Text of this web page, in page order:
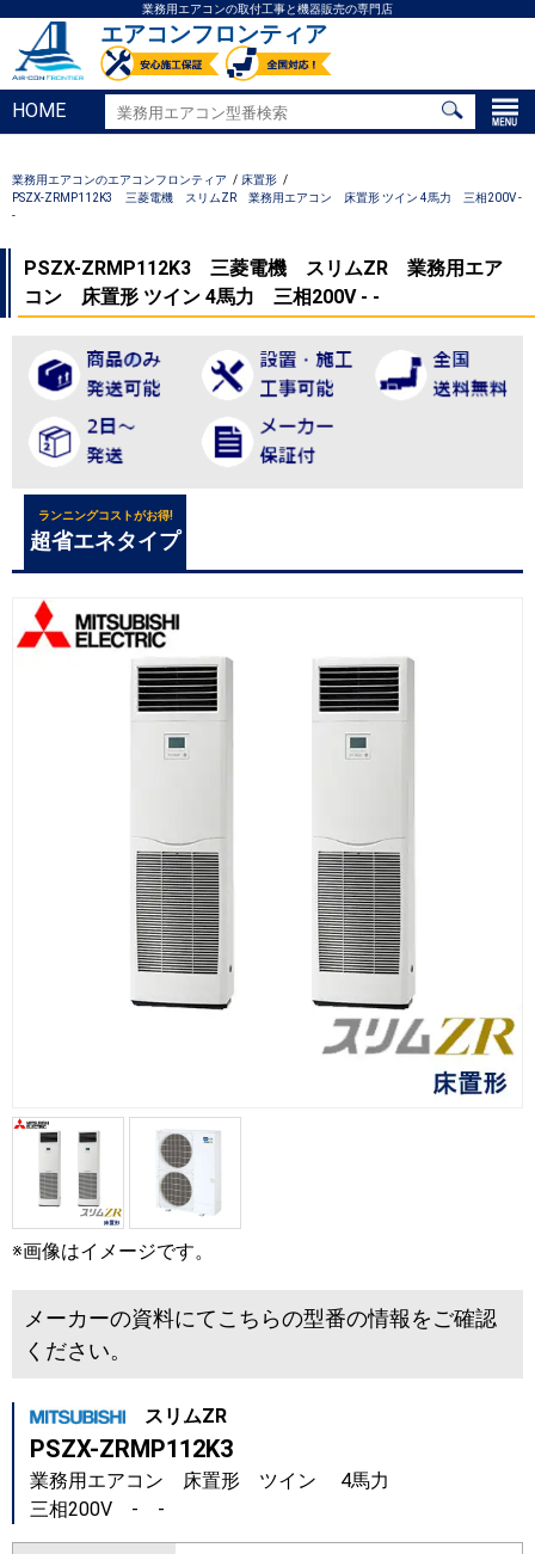
業務用エアコンの取付工事と機器販売の専門店
エアコンフロンティア
HOME
業務用エアコンのエアコンフロンティア
床置形
PSZX-ZRMP112K3 三菱電機 スリムZR 業務用エアコン 床置形 ツイン 4馬力 三相200V -
-
PSZX-ZRMP112K3 三菱電機 スリムZR 業務用エア
コン 床置形 ツイン 4馬力 三相200V - -
ランニングコストがお得!
超省エネタイプ
※画像はイメージです。
メーカーの資料にてこちらの型番の情報をご確認
ください。
スリムZR
PSZX-ZRMP112K3
業務用エアコン 床置形 ツイン 4馬力
三相200V - -